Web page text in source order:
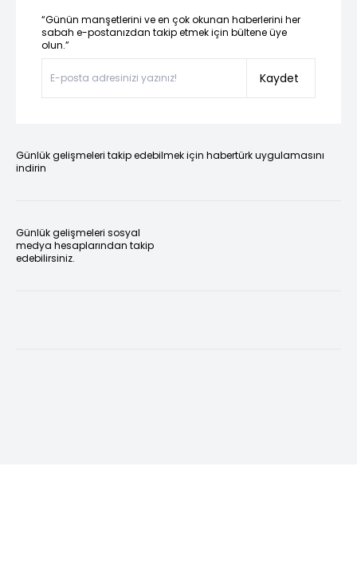
“Günün manşetlerini ve en çok okunan haberlerini her
sabah e-postanızdan takip etmek için bültene üye
olun.”
Kaydet
Günlük gelişmeleri takip edebilmek için habertürk uygulamasını
indirin
Günlük gelişmeleri sosyal
medya hesaplarından takip
edebilirsiniz.